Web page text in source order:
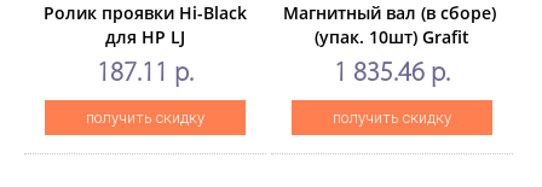
Ролик проявки Hi-Black
для НР LJ
CP3525/4525/M551/M575
187.11 р.
получить скидку
Магнитный вал (в сборе)
(упак. 10шт) Grafit
1 835.46 р.
получить скидку